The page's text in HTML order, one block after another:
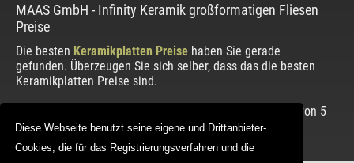
Diese Webseite benutzt seine eigene und Drittanbieter-
Cookies, die für das Registrierungsverfahren und die
MAAS GmbH - Infinity Keramik großformatigen Fliesen
Preise
Die besten Keramikplatten Preisehaben Sie gerade
gefunden. Überzeugen Sie sich selber, dass das die besten
Keramikplatten Preise sind.
Die Bewertung unserer Kunden mit einem Durchschnitt von 5
von 5 Punkten.